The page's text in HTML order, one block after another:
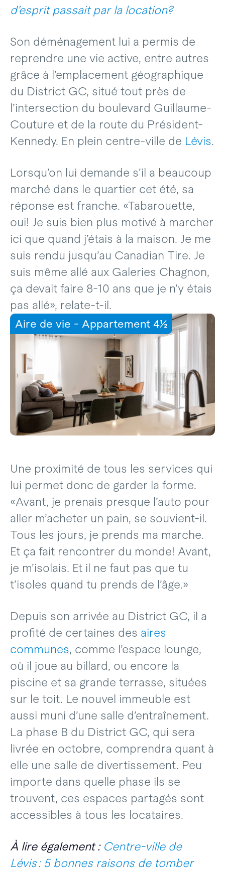
d’esprit passait par la location?
Son déménagement lui a permis de
reprendre une vie active, entre autres
grâce à l’emplacement géographique
du District GC, situé tout près de
l’intersection du boulevard Guillaume-
Couture et de la route du Président-
Kennedy. En plein centre-ville de Lévis.
Lorsqu’on lui demande s’il a beaucoup
marché dans le quartier cet été, sa
réponse est franche. «Tabarouette,
oui! Je suis bien plus motivé à marcher
ici que quand j’étais à la maison. Je me
suis rendu jusqu’au Canadian Tire. Je
suis même allé aux Galeries Chagnon,
ça devait faire 8-10 ans que je n’y étais
pas allé», relate-t-il.
Aire de vie - Appartement 4½
Une proximité de tous les services qui
lui permet donc de garder la forme.
«Avant, je prenais presque l’auto pour
aller m’acheter un pain, se souvient-il.
Tous les jours, je prends ma marche.
Et ça fait rencontrer du monde! Avant,
je m’isolais. Et il ne faut pas que tu
t’isoles quand tu prends de l’âge.»
Depuis son arrivée au District GC, il a
profité de certaines des aires
communes, comme l’espace lounge,
où il joue au billard, ou encore la
piscine et sa grande terrasse, situées
sur le toit. Le nouvel immeuble est
aussi muni d’une salle d’entraînement.
La phase B du District GC, qui sera
livrée en octobre, comprendra quant à
elle une salle de divertissement. Peu
importe dans quelle phase ils se
trouvent, ces espaces partagés sont
accessibles à tous les locataires.
À lire également : Centre-ville de
Lévis : 5 bonnes raisons de tomber